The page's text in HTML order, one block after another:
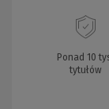
Ponad 10
tytułów